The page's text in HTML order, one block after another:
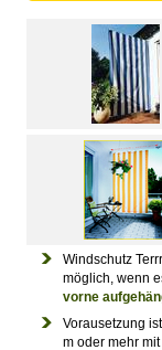
Windschutz
möglich, wenn
vorne
Vorausetzung
m oder mehr